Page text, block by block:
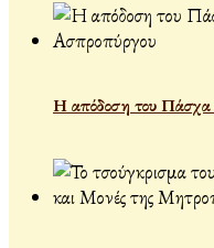
Η απόδοση του